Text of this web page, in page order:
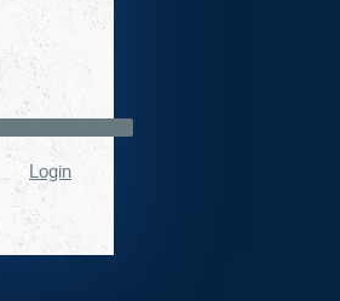
Login